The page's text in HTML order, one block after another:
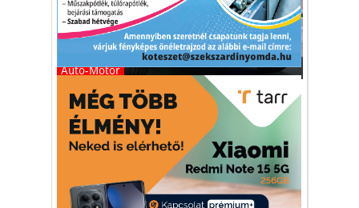
Autó-Motor
Generációváltás: itt az új
Skoda Octavia Sportline
A sportos újdonság a Style és az RS
kivitelek közötti űr betöltésére hivatott.
Skoda Octavia Sportline